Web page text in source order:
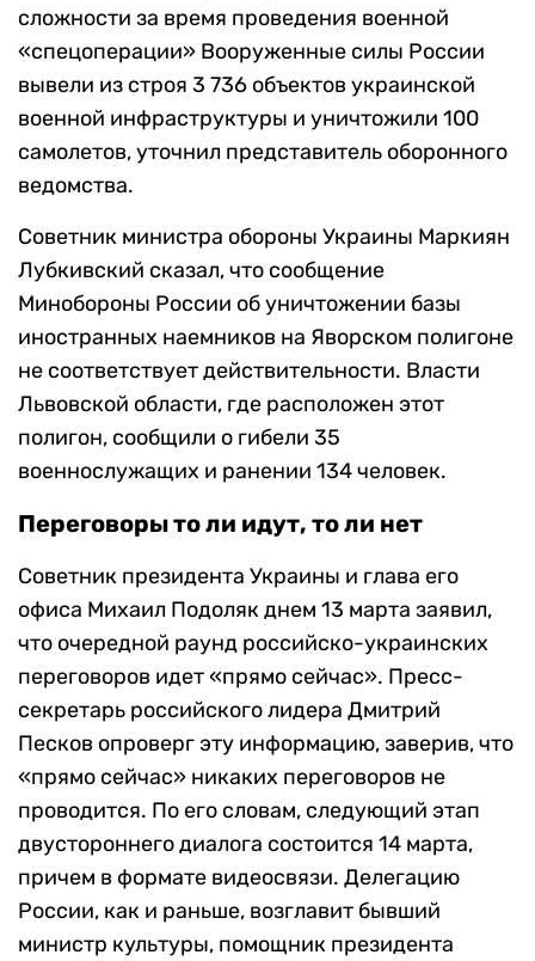
сложности за время проведения военной
«спецоперации» Вооруженные силы России
вывели из строя 3 736 объектов украинской
военной инфраструктуры и уничтожили 100
самолетов, уточнил представитель оборонного
ведомства.
Советник министра обороны Украины Маркиян
Лубкивский сказал, что сообщение
Минобороны России об уничтожении базы
иностранных наемников на Яворском полигоне
не соответствует действительности. Власти
Львовской области, где расположен этот
полигон, сообщили о гибели 35
военнослужащих и ранении 134 человек.
Переговоры то ли идут, то ли нет
Советник президента Украины и глава его
офиса Михаил Подоляк днем 13 марта заявил,
что очередной раунд российско-украинских
переговоров идет «прямо сейчас». Пресс-
секретарь российского лидера Дмитрий
Песков опроверг эту информацию, заверив, что
«прямо сейчас» никаких переговоров не
проводится. По его словам, следующий этап
двустороннего диалога состоится 14 марта,
причем в формате видеосвязи. Делегацию
России, как и раньше, возглавит бывший
министр культуры, помощник президента